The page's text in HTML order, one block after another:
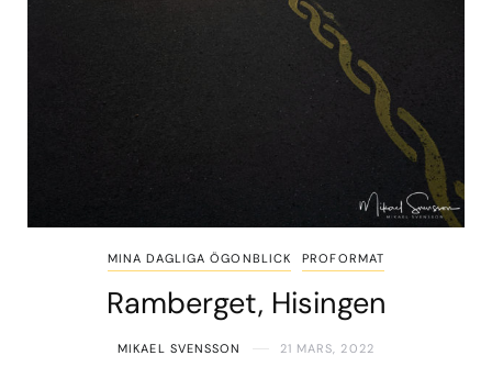
MINA DAGLIGA ÖGONBLICK PROFORMAT
Ramberget, Hisingen
MIKAEL SVENSSON 21 MARS, 2022